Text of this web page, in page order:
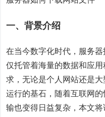
一、背景介绍
在当今数字化时代，服务
仅托管着海量的数据和应
求，无论是个人网站还是
运行的基石，随着互联网
输也变得日益复杂，本文